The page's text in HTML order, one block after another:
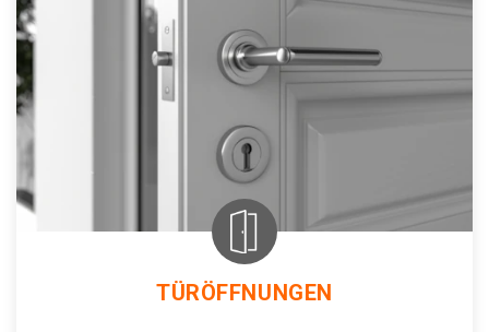
TÜRÖFFNUNGEN